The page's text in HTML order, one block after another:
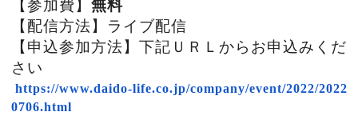
【参加費】無料
【配信方法】ライブ配信
【申込参加方法】下記ＵＲＬからお申込みくだ
さい
https://www.daido-life.co.jp/company/event/2022/2022
0706.html